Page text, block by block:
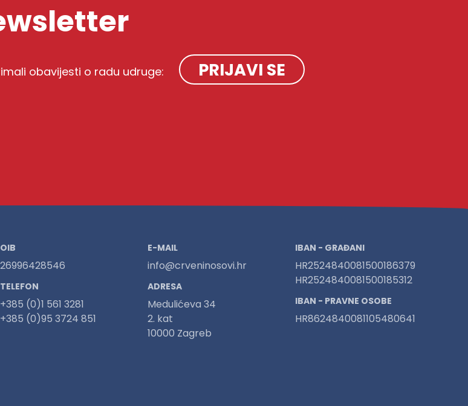
obavijesti o radu udruge: PRIJAVI SE
OIB
26996428546
TELEFON
+385 (0)1 561 3281
+385 (0)95 3724 851
E-MAIL
info@crveninosovi.hr
ADRESA
Medulićeva 34
2. kat
10000 Zagreb
IBAN - GRAĐANI
HR2524840081500186379
HR2524840081500185312
IBAN - PRAVNE OSOBE
HR8624840081105480641